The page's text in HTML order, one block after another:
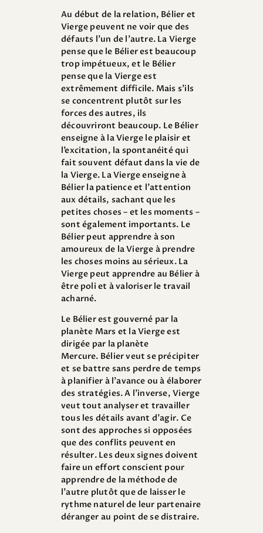
Au début de la relation, Bélier et
Vierge peuvent ne voir que des
défauts l’un de l’autre. La Vierge
pense que le Bélier est beaucoup
trop impétueux, et le Bélier
pense que la Vierge est
extrêmement difficile. Mais s’ils
se concentrent plutôt sur les
forces des autres, ils
découvriront beaucoup. Le Bélier
enseigne à la Vierge le plaisir et
l’excitation, la spontanéité qui
fait souvent défaut dans la vie de
la Vierge. La Vierge enseigne à
Bélier la patience et l’attention
aux détails, sachant que les
petites choses – et les moments –
sont également importants. Le
Bélier peut apprendre à son
amoureux de la Vierge à prendre
les choses moins au sérieux. La
Vierge peut apprendre au Bélier à
être poli et à valoriser le travail
acharné.
Le Bélier est gouverné par la
planète Mars et la Vierge est
dirigée par la planète
Mercure. Bélier veut se précipiter
et se battre sans perdre de temps
à planifier à l’avance ou à élaborer
des stratégies. A l’inverse, Vierge
veut tout analyser et travailler
tous les détails avant d’agir. Ce
sont des approches si opposées
que des conflits peuvent en
résulter. Les deux signes doivent
faire un effort conscient pour
apprendre de la méthode de
l’autre plutôt que de laisser le
rythme naturel de leur partenaire
déranger au point de se distraire.